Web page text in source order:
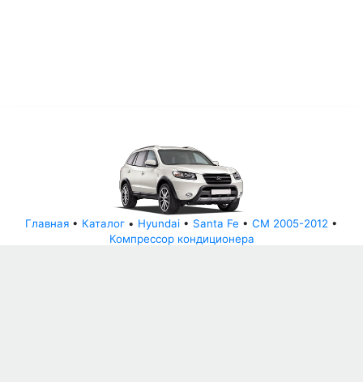
Главная • Каталог • Hyundai • Santa Fe • CM 2005-2012 •
Компрессор кондиционера